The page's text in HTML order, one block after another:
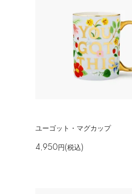
ユーゴット・マグカップ
4,950円(税込)